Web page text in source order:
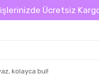
Ücretsiz Kargo !!